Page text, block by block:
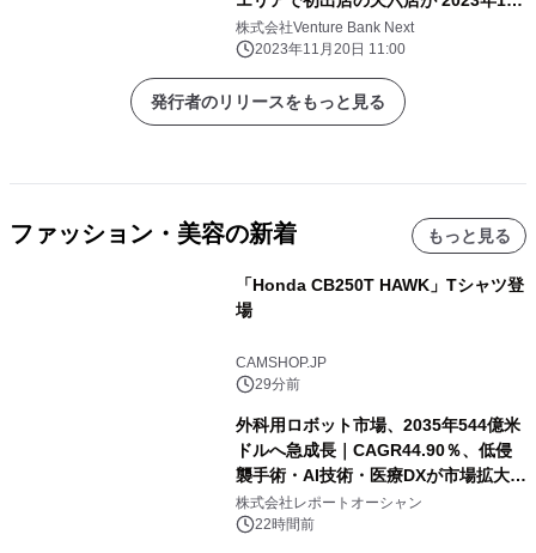
月8日オープン！
株式会社Venture Bank Next
2023年11月20日 11:00
発行者のリリースをもっと見る
ファッション・美容の新着 もっと見る
「Honda CB250T HAWK」Tシャツ登
場
CAMSHOP.JP
29分前
外科用ロボット市場、2035年544億米
ドルへ急成長｜CAGR44.90％、低侵
襲手術・AI技術・医療DXが市場拡大を
牽引
株式会社レポートオーシャン
22時間前